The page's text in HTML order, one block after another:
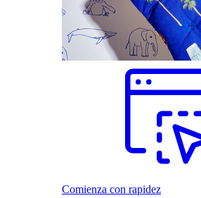
Comienza con rapidez